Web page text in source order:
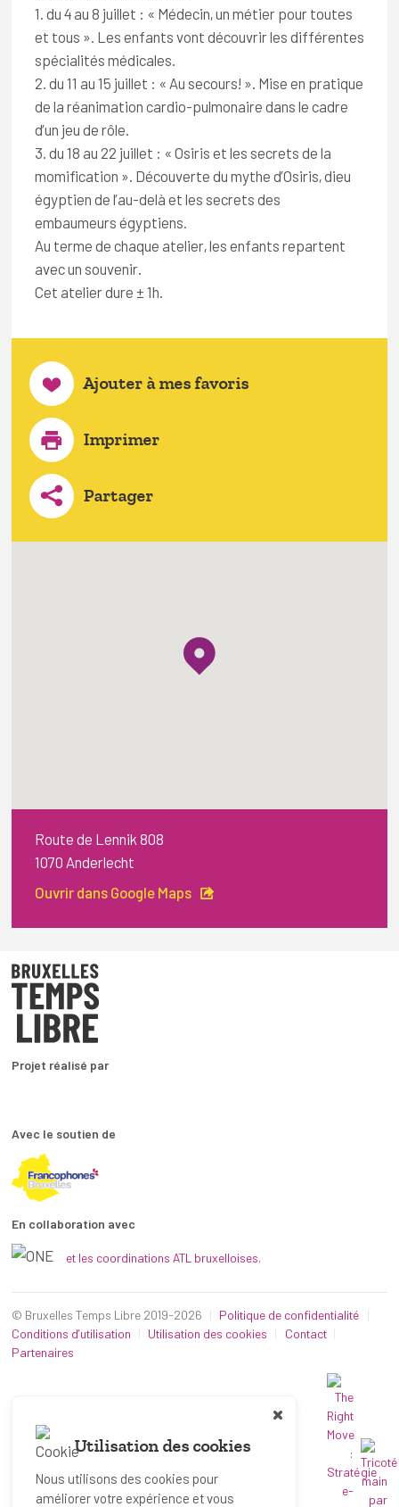
1. du 4 au 8 juillet : « Médecin, un métier pour toutes
et tous ». Les enfants vont découvrir les différentes
spécialités médicales.
2. du 11 au 15 juillet : « Au secours! ». Mise en pratique
de la réanimation cardio-pulmonaire dans le cadre
d’un jeu de rôle.
3. du 18 au 22 juillet : « Osiris et les secrets de la
momification ». Découverte du mythe d’Osiris, dieu
égyptien de l’au-delà et les secrets des
embaumeurs égyptiens.
Au terme de chaque atelier, les enfants repartent
avec un souvenir.
Cet atelier dure ± 1h.
Ajouter à mes favoris
Imprimer
Partager
Route de Lennik 808
1070 Anderlecht
Ouvrir dans Google Maps
Projet réalisé par
Avec le soutien de
En collaboration avec
et les coordinations ATL bruxelloises.
© Bruxelles Temps Libre 2019-2026
Politique de confidentialité
Conditions d’utilisation
Utilisation des cookies
Contact
Partenaires
Utilisation des cookies
Nous utilisons des cookies pour
améliorer votre expérience et vous